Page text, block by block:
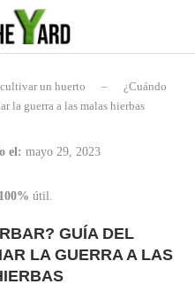
un huerto –
¿Cuándo
la guerra a las malas hierbas
el: mayo 29, 2023
100% útil.
GUÍA DEL
LA GUERRA A LAS